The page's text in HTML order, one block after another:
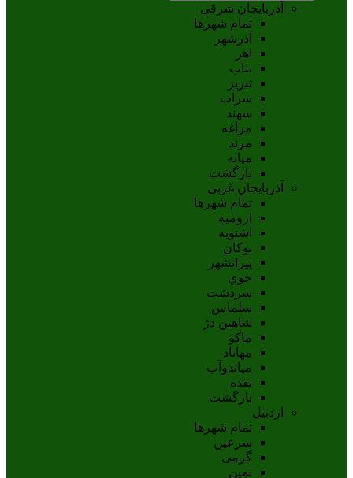
آذربایجان شرقی
تمام شهر‌ها
آذرشهر
اهر
بناب
تبريز
سراب
سهند
مراغه
مرند
ميانه
بازگشت
آذربایجان غربی
تمام شهر‌ها
اروميه
اشنويه
بوکان
پيرانشهر
خوي
سردشت
سلماس
شاهين دژ
ماکو
مهاباد
مياندوآب
نقده
بازگشت
اردبیل
تمام شهر‌ها
سرعین
گرمی
نمین